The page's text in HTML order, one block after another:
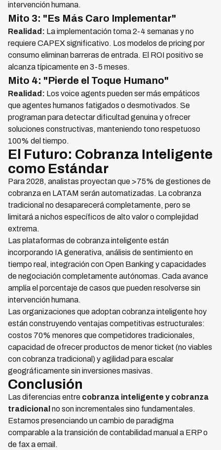
intervención humana.
Mito 3: "Es Más Caro Implementar"
Realidad: La implementación toma 2-4 semanas y no
requiere CAPEX significativo. Los modelos de pricing por
consumo eliminan barreras de entrada. El ROI positivo se
alcanza típicamente en 3-5 meses.
Mito 4: "Pierde el Toque Humano"
Realidad: Los voice agents pueden ser más empáticos
que agentes humanos fatigados o desmotivados. Se
programan para detectar dificultad genuina y ofrecer
soluciones constructivas, manteniendo tono respetuoso
100% del tiempo.
El Futuro: Cobranza Inteligente
como Estándar
Para 2028, analistas proyectan que >75% de gestiones de
cobranza en LATAM serán automatizadas. La cobranza
tradicional no desaparecerá completamente, pero se
limitará a nichos específicos de alto valor o complejidad
extrema.
Las plataformas de cobranza inteligente están
incorporando IA generativa, análisis de sentimiento en
tiempo real, integración con Open Banking y capacidades
de negociación completamente autónomas. Cada avance
amplía el porcentaje de casos que pueden resolverse sin
intervención humana.
Las organizaciones que adoptan cobranza inteligente hoy
están construyendo ventajas competitivas estructurales:
costos 70% menores que competidores tradicionales,
capacidad de ofrecer productos de menor ticket (no viables
con cobranza tradicional) y agilidad para escalar
geográficamente sin inversiones masivas.
Conclusión
Las diferencias entre cobranza inteligente y cobranza
tradicional no son incrementales sino fundamentales.
Estamos presenciando un cambio de paradigma
comparable a la transición de contabilidad manual a ERP o
de fax a email.